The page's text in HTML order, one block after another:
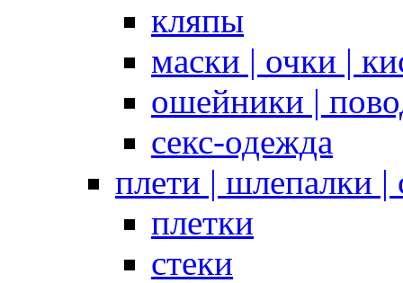
кляпы
маски | очки |
ошейники |
секс-одежда
плети | шлепалки |
плетки
стеки